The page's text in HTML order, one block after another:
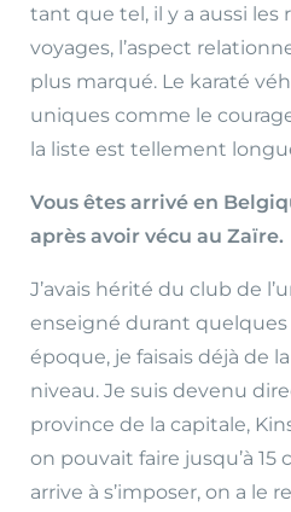
tant que tel, il y a aussi les
voyages, l’aspect
plus marqué. Le karaté
uniques comme le
la liste est tellement
Vous êtes arrivé en
après avoir vécu au Zaïre.
J’avais hérité du club de
enseigné durant
époque, je faisais déjà de
niveau. Je suis devenu
province de la capitale,
on pouvait faire jusqu’à
arrive à s’imposer, on a le